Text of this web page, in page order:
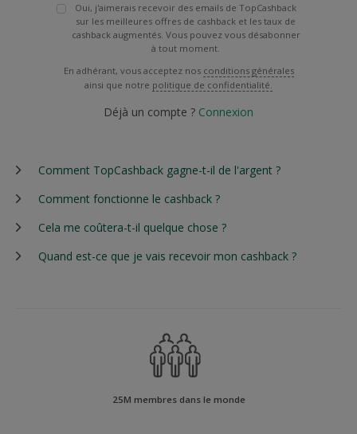
Oui, j'aimerais recevoir des emails de TopCashback
sur les meilleures offres de cashback et les taux de
cashback augmentés. Vous pouvez vous désabonner
à tout moment.
En adhérant, vous acceptez nos conditions générales
ainsi que notre politique de confidentialité.
Déjà un compte ? Connexion
Comment TopCashback gagne-t-il de l'argent ?
Comment fonctionne le cashback ?
Cela me coûtera-t-il quelque chose ?
Quand est-ce que je vais recevoir mon cashback ?
25M membres dans le monde